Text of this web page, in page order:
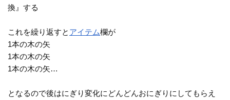
換』する
これを繰り返すと アイテム欄が
1本の木の矢
1本の木の矢
1本の木の矢…
となるので後はにぎり変化にどんどんおにぎりにしてもらえ